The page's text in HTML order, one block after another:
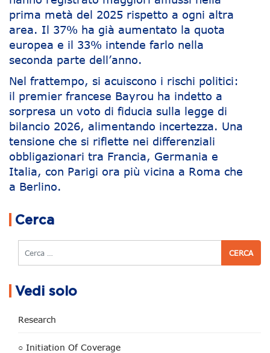
prima metà del 2025 rispetto a ogni altra
area. Il 37% ha già aumentato la quota
europea e il 33% intende farlo nella
seconda parte dell’anno.
Nel frattempo, si acuiscono i rischi politici:
il premier francese Bayrou ha indetto a
sorpresa un voto di fiducia sulla legge di
bilancio 2026, alimentando incertezza. Una
tensione che si riflette nei differenziali
obbligazionari tra Francia, Germania e
Italia, con Parigi ora più vicina a Roma che
a Berlino.
Cerca
Cerca
Vedi solo
Research
○ Initiation Of Coverage